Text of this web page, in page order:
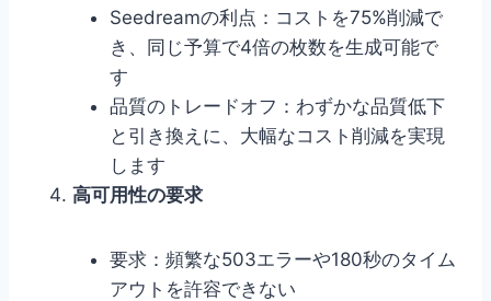
Seedreamの利点：コストを75%削減で
き、同じ予算で4倍の枚数を生成可能で
す
品質のトレードオフ：わずかな品質低下
と引き換えに、大幅なコスト削減を実現
します
高可用性の要求
要求：頻繁な503エラーや180秒のタイム
アウトを許容できない